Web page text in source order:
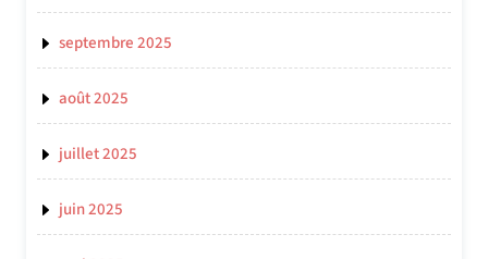
septembre 2025
août 2025
juillet 2025
juin 2025